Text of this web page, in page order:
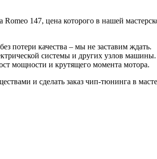
147, цена которого в нашей
потери качества – мы не заставим ждать.
системы и других узлов машины.
мощности и крутящего момента мотора.
и сделать заказ чип-тюнинга в